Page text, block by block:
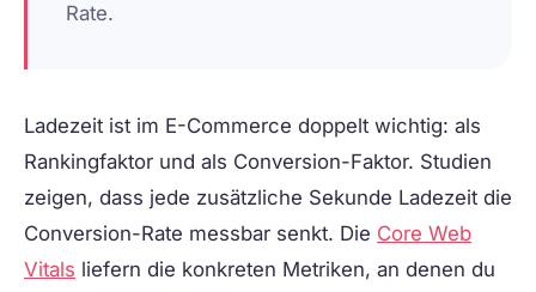
Rate.
Ladezeit ist im E-Commerce doppelt wichtig: als
Rankingfaktor und als Conversion-Faktor. Studien
zeigen, dass jede zusätzliche Sekunde Ladezeit die
Conversion-Rate messbar senkt. Die Core Web
Vitals liefern die konkreten Metriken, an denen du